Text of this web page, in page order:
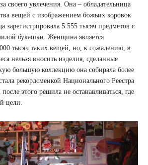
своего увлечения. Она – обладательница
вещей с изображением божьих коровок
зарегистрировала 5 555 тысяч предметов с
букашки. Женщина является
тысяч таких вещей, но, к сожалению, в
нельзя вносить изделия, сделанные
большую коллекцию она собирала более
рекордсменкой Национального Реестра
этого решила не останавливаться, где
цели.